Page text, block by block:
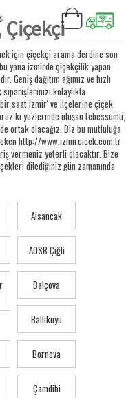
Çiçekçi
için çiçekçi arama derdine son
yana izmirde çiçekçilik yapan
Geniş dağıtım ağımız ve hızlı
kolaylıkla
saat izmir' ve ilçelerine çiçek
ki yüzlerinde oluşan tebessümü,
ortak olacağız. Biz bu mutluluğa
http://www.izmircicek.com.tr
vermeniz yeterli olacaktır. Bize
dilediğiniz gün zamanında
Alsancak
AOSB Çiğli
Balçova
Ballıkuyu
Bornova
Çamdibi